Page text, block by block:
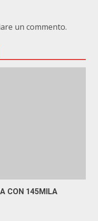
un commento.
CON 145MILA